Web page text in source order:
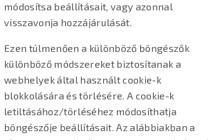
módosítsa beállításait, vagy azonnal
visszavonja hozzájárulását.
Ezen túlmenően a különböző böngészők
különböző módszereket biztosítanak a
webhelyek által használt cookie-k
blokkolására és törlésére. A cookie-k
letiltásához/törléséhez módosíthatja
böngészője beállításait. Az alábbiakban a